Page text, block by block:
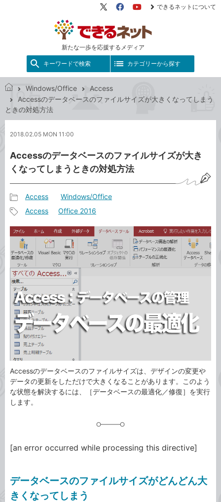
新たな一歩を応援するメディア
X（旧
FacebookYouTube
できるネットについて
キーワードで検索 カテゴリーから探す
で
き
ッ
Windows/Office
Access
Accessのデータベースのファイルサイズが大きくなってしまう
ときの対処方法
2018.02.05 MON 11:00
Accessのデータベースのファイルサイズが大き
くなってしまうときの対処方法
事
カ
テ
ゴ
リ
Access Windows/Office
事
タ
グ
Access Office 2016
Accessのデータベースのファイルサイズは、デザインの変更や
データの更新をしただけで大きくなることがあります。このよう
な状態を解決するには、［データベースの最適化／修復］を実行
します。
[an error occurred while processing this directive]
データベースのファイルサイズがどんどん大
きくなってしまう